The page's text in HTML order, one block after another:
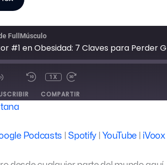
FullMúsculo
MUTE/UNMUTE
EPISODE
REBOBINAR
10
SEGUNDOS
1X
FAST
30
SECONDS
COMPARTIR
iVoox
Podcasts Spotify YouTube iVoox